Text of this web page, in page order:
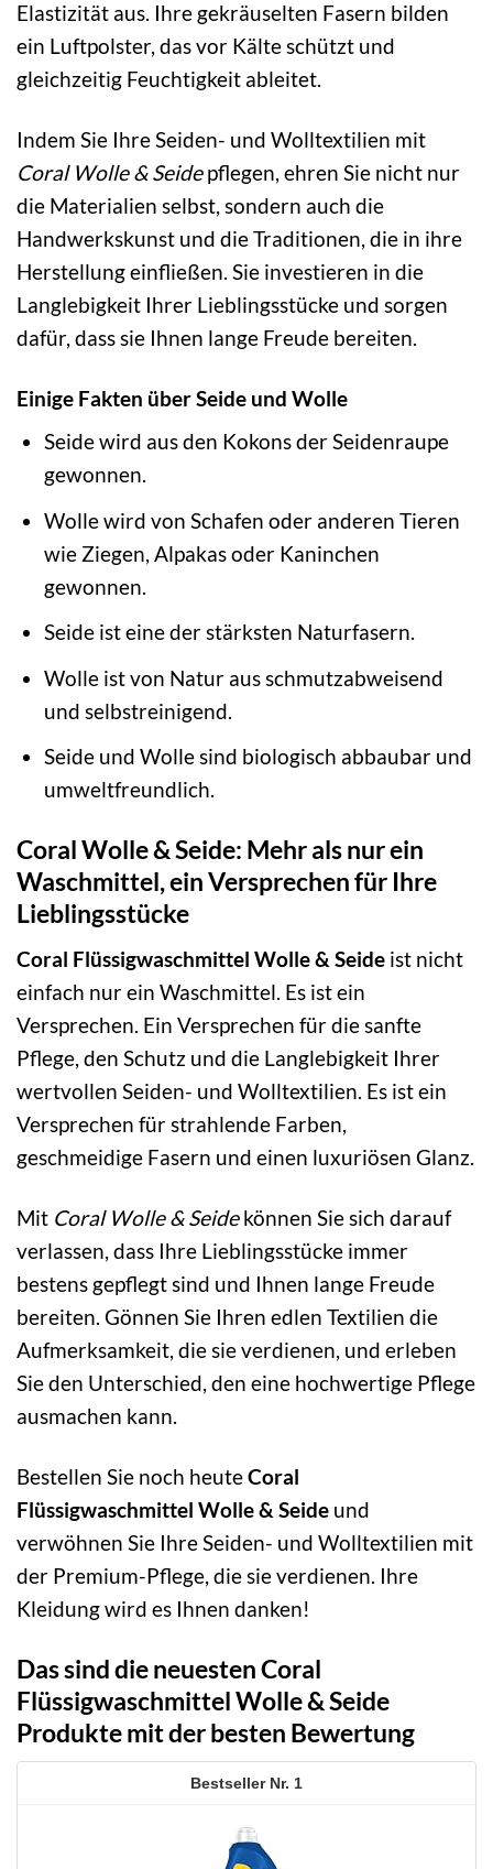
Elastizität aus. Ihre gekräuselten Fasern bilden
ein Luftpolster, das vor Kälte schützt und
gleichzeitig Feuchtigkeit ableitet.
Indem Sie Ihre Seiden- und Wolltextilien mit
Coral Wolle & Seidepflegen, ehren Sie nicht nur
die Materialien selbst, sondern auch die
Handwerkskunst und die Traditionen, die in ihre
Herstellung einfließen. Sie investieren in die
Langlebigkeit Ihrer Lieblingsstücke und sorgen
dafür, dass sie Ihnen lange Freude bereiten.
Einige Fakten über Seide und Wolle
Seide wird aus den Kokons der Seidenraupe
gewonnen.
Wolle wird von Schafen oder anderen Tieren
wie Ziegen, Alpakas oder Kaninchen
gewonnen.
Seide ist eine der stärksten Naturfasern.
Wolle ist von Natur aus schmutzabweisend
und selbstreinigend.
Seide und Wolle sind biologisch abbaubar und
umweltfreundlich.
Coral Wolle & Seide: Mehr als nur ein
Waschmittel, ein Versprechen für Ihre
Lieblingsstücke
Coral Flüssigwaschmittel Wolle & Seide ist nicht
einfach nur ein Waschmittel. Es ist ein
Versprechen. Ein Versprechen für die sanfte
Pflege, den Schutz und die Langlebigkeit Ihrer
wertvollen Seiden- und Wolltextilien. Es ist ein
Versprechen für strahlende Farben,
geschmeidige Fasern und einen luxuriösen Glanz.
Mit Coral Wolle & Seidekönnen Sie sich darauf
verlassen, dass Ihre Lieblingsstücke immer
bestens gepflegt sind und Ihnen lange Freude
bereiten. Gönnen Sie Ihren edlen Textilien die
Aufmerksamkeit, die sie verdienen, und erleben
Sie den Unterschied, den eine hochwertige Pflege
ausmachen kann.
Bestellen Sie noch heuteCoral
Flüssigwaschmittel Wolle & Seide und
verwöhnen Sie Ihre Seiden- und Wolltextilien mit
der Premium-Pflege, die sie verdienen. Ihre
Kleidung wird es Ihnen danken!
Das sind die neuesten Coral
Flüssigwaschmittel Wolle & Seide
Produkte mit der besten Bewertung
1